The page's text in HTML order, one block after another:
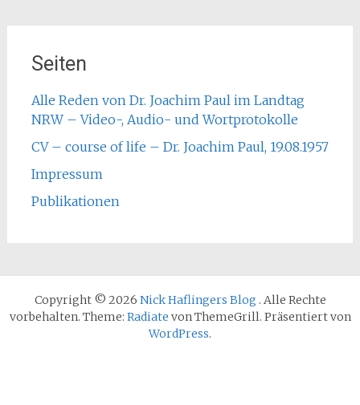
Seiten
Alle Reden von Dr. Joachim Paul im Landtag
NRW – Video-, Audio- und Wortprotokolle
CV – course of life – Dr. Joachim Paul, 19.08.1957
Impressum
Publikationen
Copyright © 2026 Nick Haflingers Blog . Alle Rechte
vorbehalten. Theme: Radiate von ThemeGrill. Präsentiert von
WordPress.